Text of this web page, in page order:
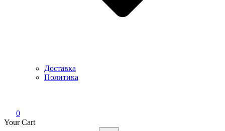
Доставка
Политика
0
Your Cart